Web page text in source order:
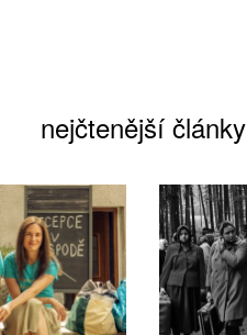
nejčtenější články